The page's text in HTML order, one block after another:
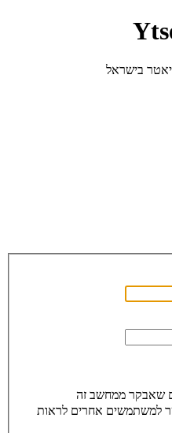
בישראל
שאבקר ממחשב זה
למשתמשים אחרים לראות